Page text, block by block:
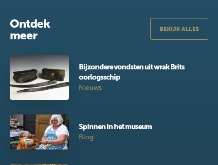
Ontdek
meer
BEKIJK ALLES
Bijzondere vondsten uit wrak Brits
oorlogsschip
Nieuws
Spinnen in het museum
Blog